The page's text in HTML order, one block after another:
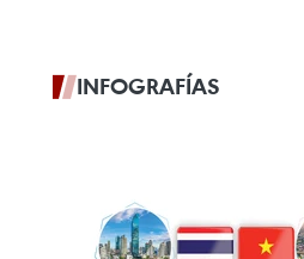
INFOGRAFÍAS